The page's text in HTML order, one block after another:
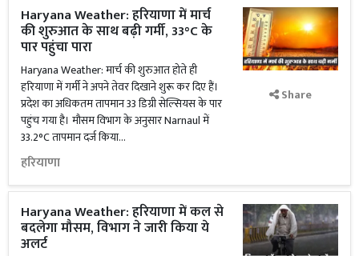
Haryana Weather: हरियाणा में मार्च
की शुरुआत के साथ बढ़ी गर्मी, 33°C के
पार पहुंचा पारा
Haryana Weather: मार्च की शुरुआत होते ही
हरियाणा में गर्मी ने अपने तेवर दिखाने शुरू कर दिए हैं।
प्रदेश का अधिकतम तापमान 33 डिग्री सेल्सियस के पार
पहुंच गया है। मौसम विभाग के अनुसार Narnaul में
33.2°C तापमान दर्ज किया...
हरियाणा
Share
Haryana Weather: हरियाणा में कल से
बदलेगा मौसम, विभाग ने जारी किया ये
अलर्ट